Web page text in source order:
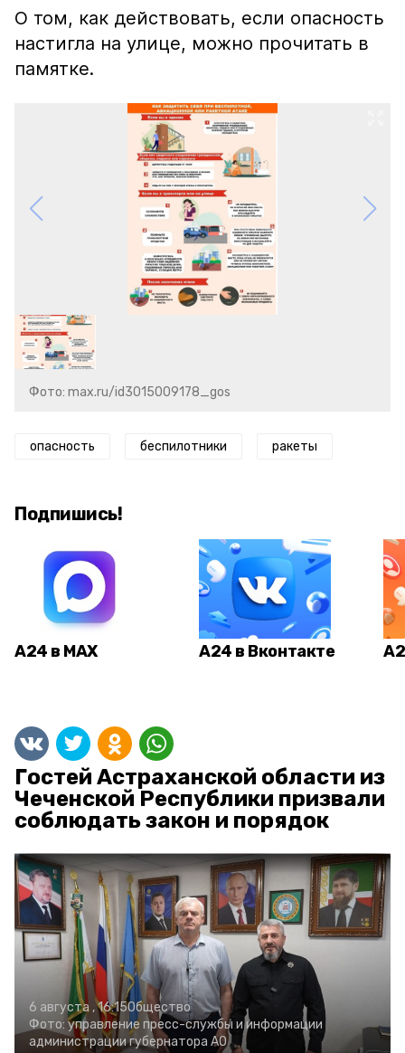
О том, как действовать, если опасность
настигла на улице, можно прочитать в
памятке.
Фото: max.ru/id3015009178_gos
опасность беспилотники ракеты
Подпишись!
А24 в MAX А24 в Вконтакте
Гостей Астраханской области из
Чеченской Республики призвали
соблюдать закон и порядок
6 августа , 16:15Общество
Фото: управление пресс-службы и информации
администрации губернатора АО